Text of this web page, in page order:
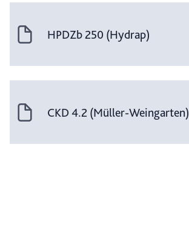
HPDZb 250 (Hydrap)
CKD 4.2 (Müller-Weingarten)